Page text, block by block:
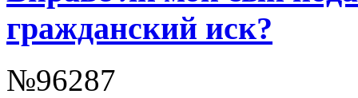
гражданский иск?
№96287